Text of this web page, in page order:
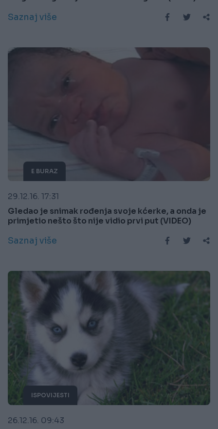
Saznaj više
E BURAZ
29.12.16. 17:31
Gledao je snimak rođenja svoje kćerke, a onda je
primjetio nešto što nije vidio prvi put (VIDEO)
Saznaj više
ISPOVIJESTI
26.12.16. 09:43